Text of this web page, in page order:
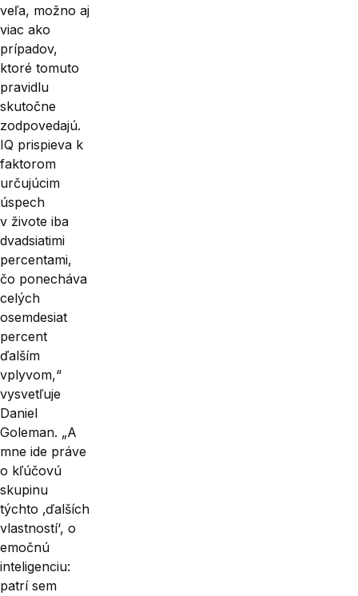
veľa, možno aj
viac ako
prípadov,
ktoré tomuto
pravidlu
skutočne
zodpovedajú.
IQ prispieva k
faktorom
určujúcim
úspech
v živote iba
dvadsiatimi
percentami,
čo ponecháva
celých
osemdesiat
percent
ďalším
vplyvom,“
vysvetľuje
Daniel
Goleman. „A
mne ide práve
o kľúčovú
skupinu
týchto ‚ďalších
vlastností‘, o
emočnú
inteligenciu:
patrí sem